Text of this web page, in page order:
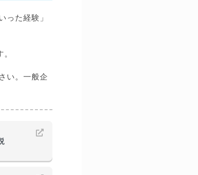
った経験」
い。一般企